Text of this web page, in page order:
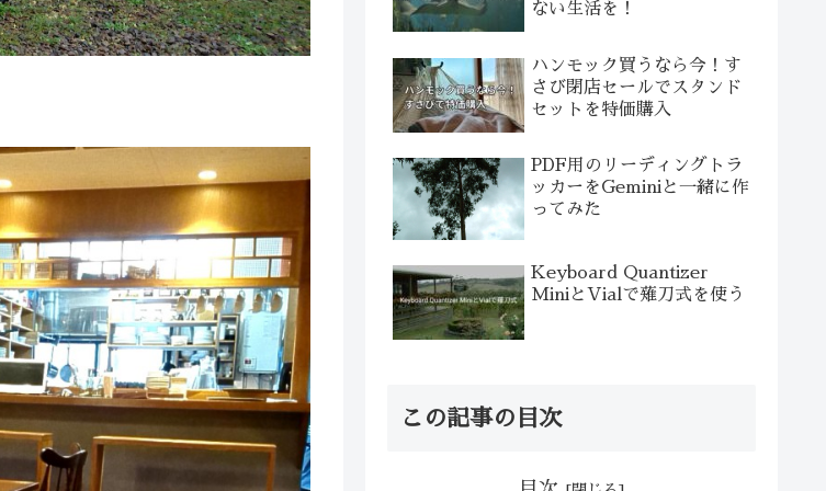
ない生活を！
ハンモック買うなら今！す
さび閉店セールでスタンド
セットを特価購入
PDF用のリーディングトラ
ッカーをGeminiと一緒に作
ってみた
Keyboard Quantizer
MiniとVialで薙刀式を使う
この記事の目次